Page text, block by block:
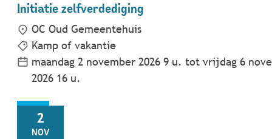
Initiatie zelfverdediging
OC Oud Gemeentehuis
Kamp of vakantie
maandag 2 november 2026 9 u. tot vrijdag 6
2026 16 u.
MA2
NOV